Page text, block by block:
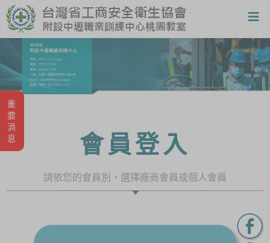
重要消息 會員登入
請依您的會員別，選擇廠商會員或個人會員